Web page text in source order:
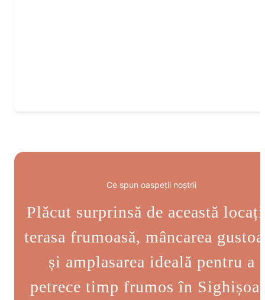
Ce spun oaspeții noștrii
Plăcut surprinsă de această
terasa frumoasă, mâncarea
și amplasarea ideală pentru a
petrece timp frumos în